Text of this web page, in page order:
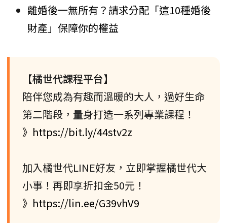
離婚後一無所有？請求分配「這10種婚後
財產」保障你的權益
【橘世代課程平台】
陪伴您成為有趣而溫暖的大人，過好生命
第二階段，量身打造一系列專業課程！
》https://bit.ly/44stv2z
加入橘世代LINE好友，立即掌握橘世代大
小事！再即享折扣金50元！
》https://lin.ee/G39vhV9